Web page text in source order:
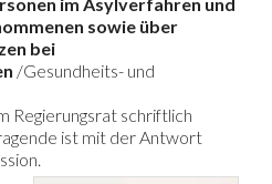
im Asylverfahren und
sowie über
bei
/Gesundheits- und
Regierungsrat schriftlich
ist mit der Antwort